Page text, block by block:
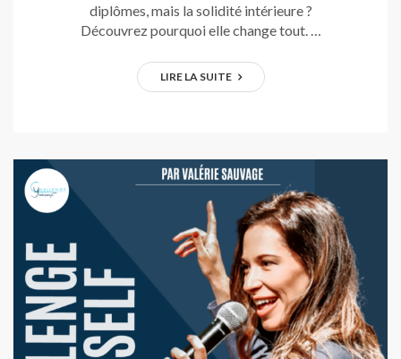
diplômes, mais la solidité intérieure ?
Découvrez pourquoi elle change tout. …
LIRE LA SUITE